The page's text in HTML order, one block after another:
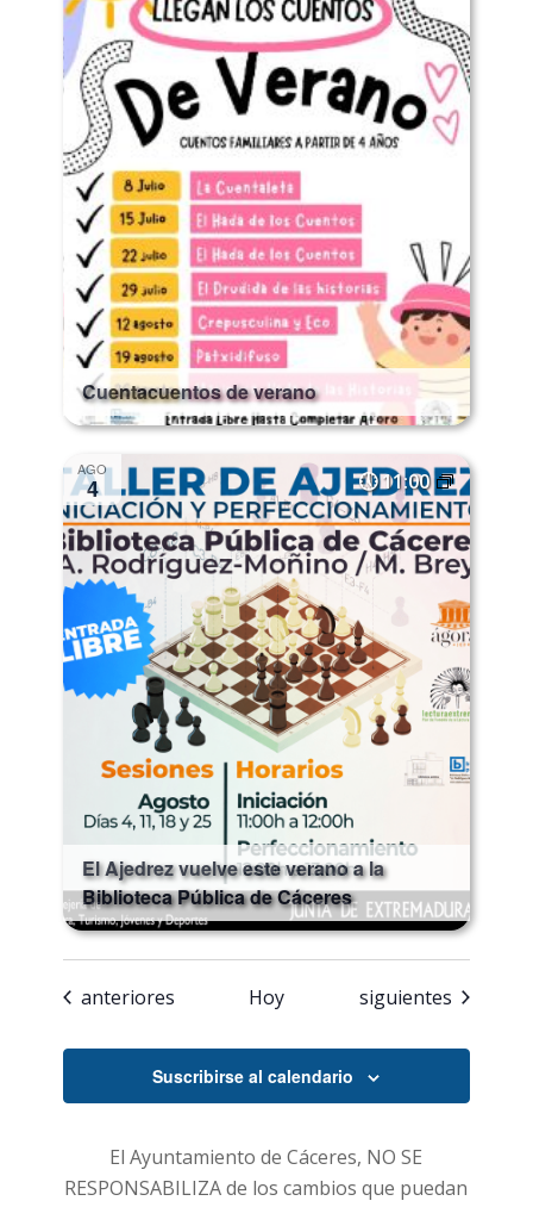
Cuentacuentos de verano
AGO
4 11:00
El Ajedrez vuelve este verano a la
Biblioteca Pública de Cáceres
Eventos
anteriores Hoy Eventos
siguientes
Suscribirse al calendario
El Ayuntamiento de Cáceres, NO SE
RESPONSABILIZA de los cambios que puedan